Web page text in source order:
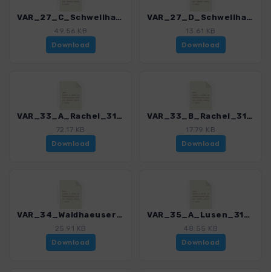
VAR_27_C_Schwellhaeusl_3189_1.gpx
49.56 KB
Download
VAR_27_D_Schwellhaeusl_3189_1.gpx
13.61 KB
Download
VAR_33_A_Rachel_3189_1.gpx
72.17 KB
Download
VAR_33_B_Rachel_3189_1.gpx
17.79 KB
Download
VAR_34_Waldhaeuser_3189_1.gpx
25.91 KB
Download
VAR_35_A_Lusen_3189_1.gpx
48.55 KB
Download